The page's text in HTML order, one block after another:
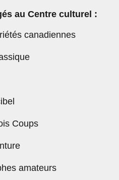
au Centre culturel :
canadiennes
Coups
amateurs